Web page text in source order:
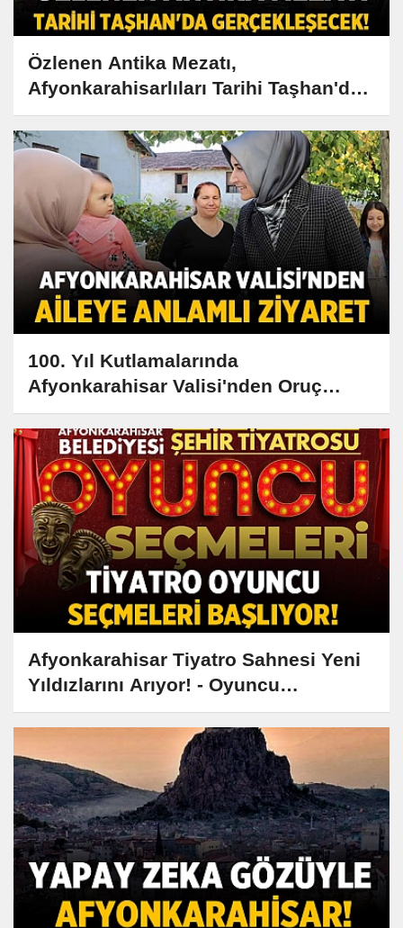
Özlenen Antika Mezatı,
Afyonkarahisarlıları Tarihi Taşhan'da
Buluşturacak
100. Yıl Kutlamalarında
Afyonkarahisar Valisi'nden Oruç
Ailesine Anlamlı Ziyaret
Afyonkarahisar Tiyatro Sahnesi Yeni
Yıldızlarını Arıyor! - Oyuncu
Seçmelerini Kaçırmayın!